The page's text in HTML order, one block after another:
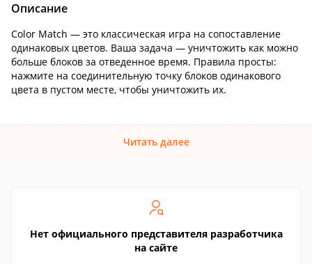
Описание
Color Match — это классическая игра на сопоставление
одинаковых цветов. Ваша задача — уничтожить как можно
больше блоков за отведенное время. Правила просты:
нажмите на соединительную точку блоков одинакового
цвета в пустом месте, чтобы уничтожить их.
Читать далее
Нет официального представителя разработчика
на сайте